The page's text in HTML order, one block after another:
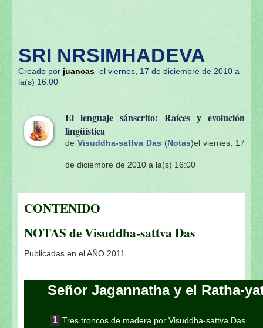
SRI NRSIMHADEVA
Creado por juancas el viernes, 17 de diciembre de 2010 a
la(s) 16:00
El lenguaje sánscrito: Raíces y evolución
lingüística
de Visuddha-sattva Das (Notas)el viernes, 17
de diciembre de 2010 a la(s) 16:00
CONTENIDO
NOTAS de Visuddha-sattva Das
Publicadas en el AÑO 2011
Señor Jagannatha y el Ratha-
Tres troncos de madera por Visuddha-sattva Das